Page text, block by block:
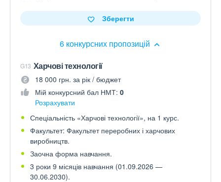
6 конкурсних пропозицій
Зберегти
G13 Харчові технології
18 000 грн. за рік / бюджет
Мій конкурсний бал НМТ: 0
Розрахувати
Спеціальність «Харчові технології», на 1 курс.
Факультет: Факультет переробних і харчових
виробництв.
Заочна форма навчання.
3 роки 9 місяців навчання (01.09.2026 —
30.06.2030).